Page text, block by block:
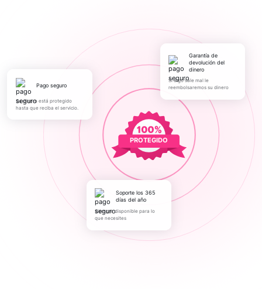
PROTEGIDO
pago seguro
Su dinero está protegido
hasta que reciba el servicio.
Garantía de
devolución del
dinero
Si algo sale mal le
reembolsaremos su dinero
Soporte los 365
días del año
Siempre disponible para lo
que necesites